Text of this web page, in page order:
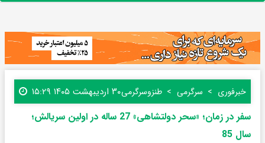
خبرفوری سرگرمی طنز‌و‌سرگرمی۳۰ اردیبهشت ۱۴۰۵ ۱۵:۲۹
سفر در زمان؛ «سحر دولتشاهی» 27 ساله در اولین سریالش؛
سال 85